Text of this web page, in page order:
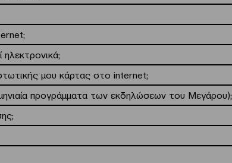
μου κάρτας στο internet;
προγράμματα των εκδηλώσεων του Μεγάρου);